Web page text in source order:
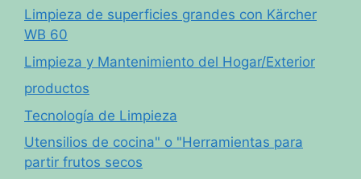
Limpieza de superficies grandes con Kärcher
WB 60
Limpieza y Mantenimiento del Hogar/Exterior
productos
Tecnología de Limpieza
Utensilios de cocina" o "Herramientas para
partir frutos secos